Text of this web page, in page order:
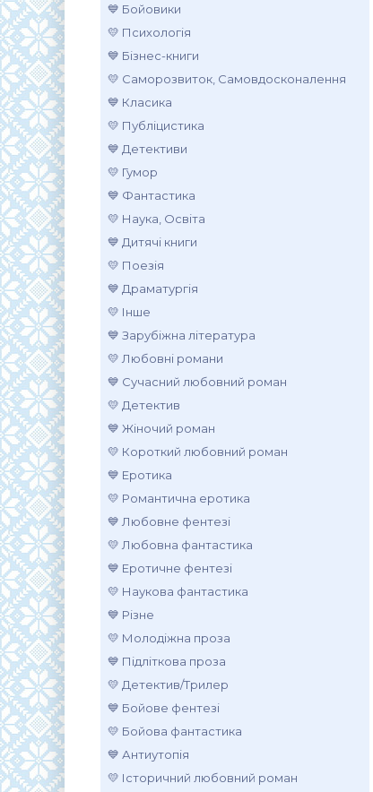
💙 Бойовики
💛 Психологія
💙 Бізнес-книги
💛 Саморозвиток, Самовдосконалення
💙 Класика
💛 Публіцистика
💙 Детективи
💛 Гумор
💙 Фантастика
💛 Наука, Освіта
💙 Дитячі книги
💛 Поезія
💙 Драматургія
💛 Інше
💙 Зарубіжна література
💛 Любовні романи
💙 Сучасний любовний роман
💛 Детектив
💙 Жіночий роман
💛 Короткий любовний роман
💙 Еротика
💛 Романтична еротика
💙 Любовне фентезі
💛 Любовна фантастика
💙 Еротичне фентезі
💛 Наукова фантастика
💙 Різне
💛 Молодіжна проза
💙 Підліткова проза
💛 Детектив/Трилер
💙 Бойове фентезі
💛 Бойова фантастика
💙 Антиутопія
💛 Історичний любовний роман